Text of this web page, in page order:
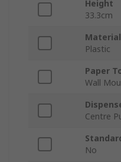
Height
33.3cm
Material
Plastic
Paper
Wall
Centre
No